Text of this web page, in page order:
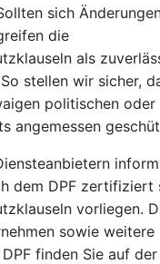
sich
die
als
stellen wir sicher,
politischen
angemessen
dem DPF zertifiziert
vorliegen.
sowie weitere
finden Sie auf